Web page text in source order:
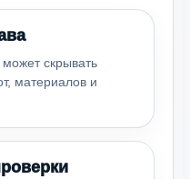
скрывать
материалов и